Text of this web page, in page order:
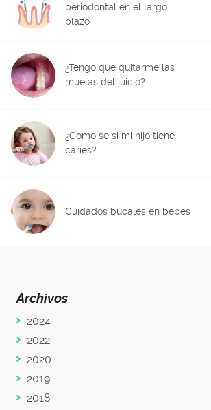
periodontal en el largo
plazo
¿Tengo que quitarme las
muelas del juicio?
¿Cómo se si mi hijo tiene
caries?
Cuidados bucales en bebés
Archivos
2024
2022
2020
2019
2018